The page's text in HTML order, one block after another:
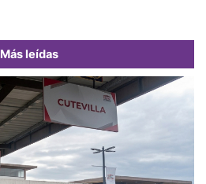
Más leídas